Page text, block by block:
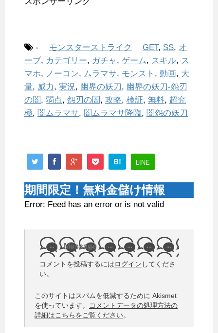
- モンスターストライク GET, SS, オ
ーブ, カテゴリー, ガチャ, ゲーム, スキル, ス
マホ, ノーコン, ムラマサ, モンスト , 動画, 大
量, 威力, 実況, 幽界の妖刀, 幽界の妖刀-怨刃
の闇, 弱点, 怨刃の闇, 攻略, 検証, 無料, 超究
極, 闇ムラマサ, 闇ムラマサ降臨, 闇怨の妖刀
B! LINE
期間限定！無料金儲け情報
Error: Feed has an error or is not valid
Message
コメントを投稿するにはログイン してくださ
い。
このサイトはスパムを低減するために Akismet
を使っています。
コメントデータの処理方法の
詳細はこちらをご覧ください。